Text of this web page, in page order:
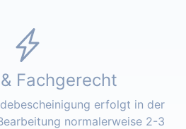
Fachgerecht
erfolgt in der
normalerweise 2-3